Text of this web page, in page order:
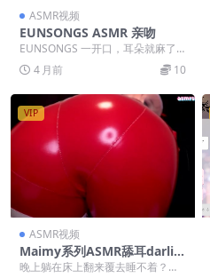
ASMR视频
EUNSONGS ASMR 亲吻
EUNSONGS 一开口，耳朵就麻了
有没有！这谁顶得住，一个“恩颂”直
接把人拿捏...
4 月前 10
VIP
ASMR视频
Maimy系列ASMR舔耳darlin
g
晚上躺在床上翻来覆去睡不着？白